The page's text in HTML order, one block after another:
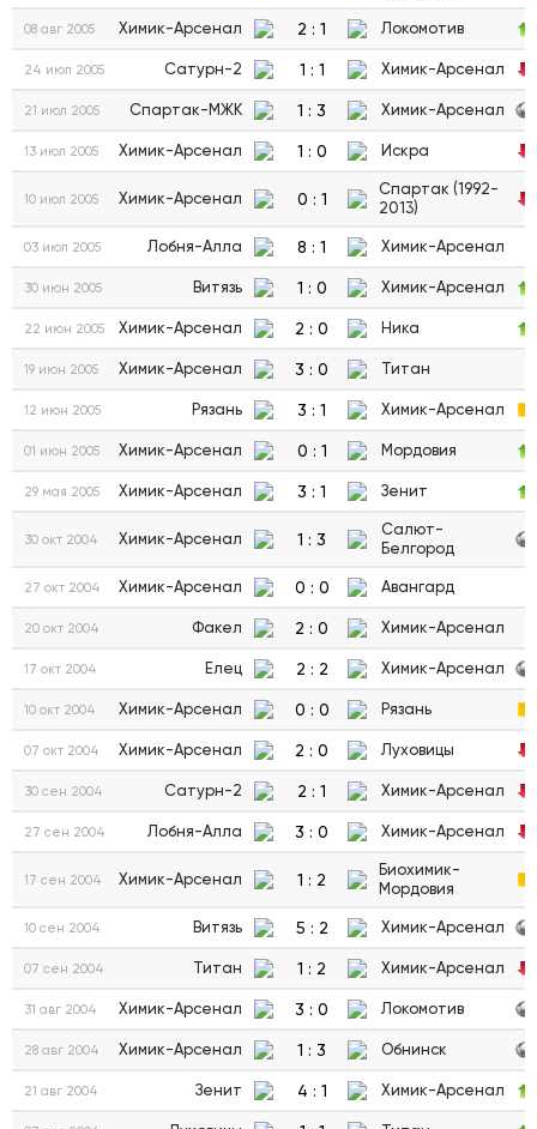
08 авг 2005 Химик-Арсенал 2 : 1 Локомотив
24 июл 2005 Сатурн-2 1 : 1 Химик-Арсенал
21 июл 2005 Спартак-МЖК 1 : 3 Химик-Арсенал
13 июл 2005 Химик-Арсенал 1 : 0 Искра
10 июл 2005 Химик-Арсенал 0 : 1
Спартак (1992-
2013)
03 июл 2005 Лобня-Алла 8 : 1 Химик-Арсенал
30 июн 2005 Витязь 1 : 0 Химик-Арсенал
22 июн 2005 Химик-Арсенал 2 : 0 Ника
19 июн 2005 Химик-Арсенал 3 : 0 Титан
12 июн 2005 Рязань 3 : 1 Химик-Арсенал
01 июн 2005 Химик-Арсенал 0 : 1 Мордовия
29 мая 2005 Химик-Арсенал 3 : 1 Зенит
30 окт 2004 Химик-Арсенал 1 : 3
Салют-
Белгород
27 окт 2004 Химик-Арсенал 0 : 0 Авангард
20 окт 2004 Факел 2 : 0 Химик-Арсенал
17 окт 2004 Елец 2 : 2 Химик-Арсенал
10 окт 2004 Химик-Арсенал 0 : 0 Рязань
07 окт 2004 Химик-Арсенал 2 : 0 Луховицы
30 сен 2004 Сатурн-2 2 : 1 Химик-Арсенал
27 сен 2004 Лобня-Алла 3 : 0 Химик-Арсенал
17 сен 2004 Химик-Арсенал 1 : 2
Биохимик-
Мордовия
10 сен 2004 Витязь 5 : 2 Химик-Арсенал
07 сен 2004 Титан 1 : 2 Химик-Арсенал
31 авг 2004 Химик-Арсенал 3 : 0 Локомотив
28 авг 2004 Химик-Арсенал 1 : 3 Обнинск
21 авг 2004 Зенит 4 : 1 Химик-Арсенал